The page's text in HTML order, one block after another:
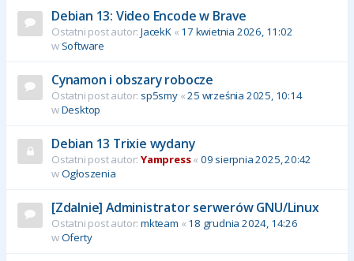
Debian 13: Video Encode w Brave
Ostatni post autor: JacekK« 17 kwietnia 2026, 11:02
w Software
Cynamon i obszary robocze
Ostatni post autor: sp5smy«25 września 2025, 10:14
wDesktop
Debian 13 Trixie wydany
Ostatni post autor: Yampress« 09 sierpnia 2025, 20:42
wOgłoszenia
[Zdalnie] Administrator serwerów GNU/Linux
Ostatni post autor: mkteam « 18 grudnia 2024, 14:26
wOferty